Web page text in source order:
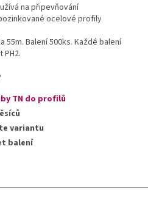
na připevňování
ocelové profily
55m. Balení 500ks. Každé balení
TN do profilů
variantu
balení